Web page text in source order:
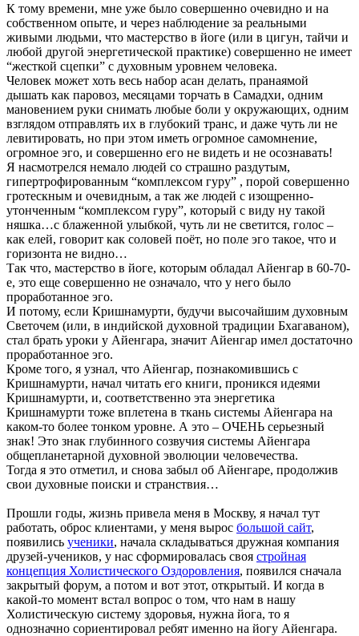
К тому времени, мне уже было совершенно очевидно и на
собственном опыте, и через наблюдение за реальными
живыми людьми, что мастерство в йоге (или в цигун, тайчи и
любой другой энергетической практике) совершенно не имеет
“жесткой сцепки” с духовным уровнем человека.
Человек может хоть весь набор асан делать, пранаямой
дышать как паровоз, месяцами торчать в Самадхи, одним
мановением руки снимать любые боли у окружающих, одним
взглядом отправлять их в глубокий транс, и даже чуть ли не
левитировать, но при этом иметь огромное самомнение,
огромное эго, и совершенно его не видеть и не осознавать!
Я насмотрелся немало людей со страшно раздутым,
гипертрофированным “комплексом гуру” , порой совершенно
гротескным и очевидным, а так же людей с изощренно-
утонченным “комплексом гуру”, который с виду ну такой
няшка…с блаженной улыбкой, чуть ли не светится, голос –
как елей, говорит как соловей поёт, но поле эго такое, что и
горизонта не видно…
Так что, мастерство в йоге, которым обладал Айенгар в 60-70-
е, это еще совершенно не означало, что у него было
проработанное эго.
И потому, если Кришнамурти, будучи высочайшим духовным
Светочем (или, в индийской духовной традиции Бхагаваном),
стал брать уроки у Айенгара, значит Айенгар имел достаточно
проработанное эго.
Кроме того, я узнал, что Айенгар, познакомившись с
Кришнамурти, начал читать его книги, проникся идеями
Кришнамурти, и, соответственно эта энергетика
Кришнамурти тоже вплетена в ткань системы Айенгара на
каком-то более тонком уровне. А это – ОЧЕНЬ серьезный
знак! Это знак глубинного созвучия системы Айенгара
общепланетарной духовной эволюции человечества.
Тогда я это отметил, и снова забыл об Айенгаре, продолжив
свои духовные поиски и странствия…
Прошли годы, жизнь привела меня в Москву, я начал тут
работать, оброс клиентами, у меня вырос большой сайт,
появились ученики, начала складываться дружная компания
друзей-учеников, у нас сформировалась своя стройная
концепция Холистического Оздоровления, появился сначала
закрытый форум, а потом и вот этот, открытый. И когда в
какой-то момент встал вопрос о том, что нам в нашу
Холистическую систему здоровья, нужна йога, то я
однозначно сориентировал ребят именно на йогу Айенгара.